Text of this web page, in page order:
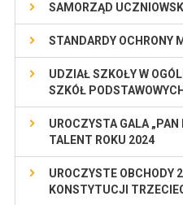
SAMORZĄD UCZNIOWSKI
STANDARDY OCHRONY
UDZIAŁ SZKOŁY W
SZKÓŁ
UROCZYSTA GALA
TALENT ROKU 2024
UROCZYSTE OBCHODY
KONSTYTUCJI